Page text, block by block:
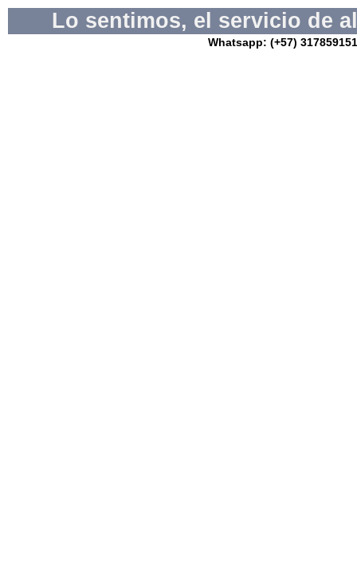
Lo sentimos, el servicio de
Whatsapp: (+57)